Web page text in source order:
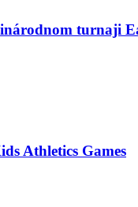
turnaji
Athletics Games